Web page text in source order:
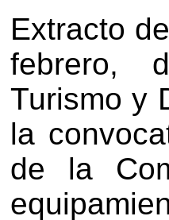
Extracto
febrero,
Turismo y
la
de la